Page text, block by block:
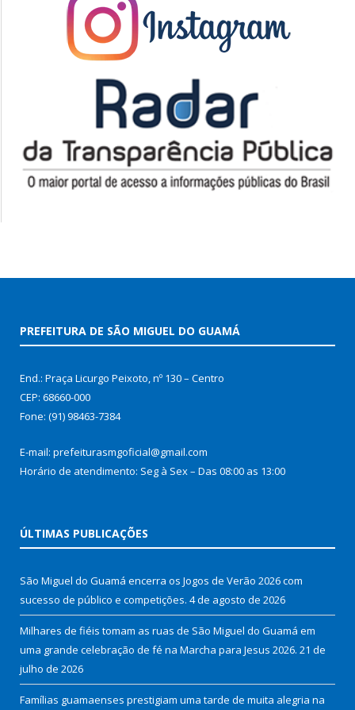
PREFEITURA DE SÃO MIGUEL DO GUAMÁ
End.: Praça Licurgo Peixoto, nº 130 – Centro
CEP: 68660-000
Fone: (91) 98463-7384
E-mail: prefeiturasmgoficial@gmail.com
Horário de atendimento: Seg à Sex – Das 08:00 as 13:00
ÚLTIMAS PUBLICAÇÕES
São Miguel do Guamá encerra os Jogos de Verão 2026 com
sucesso de público e competições. 4 de agosto de 2026
Milhares de fiéis tomam as ruas de São Miguel do Guamá em
uma grande celebração de fé na Marcha para Jesus 2026. 21 de
julho de 2026
Famílias guamaenses prestigiam uma tarde de muita alegria na